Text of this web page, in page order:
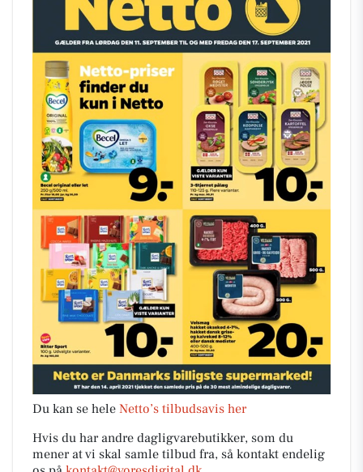
Du kan se hele Netto’s tilbudsavis her
Hvis du har andre dagligvarebutikker, som du
mener at vi skal samle tilbud fra, så kontakt endelig